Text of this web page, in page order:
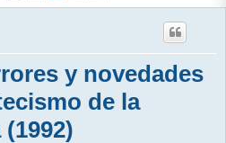
h
y novedades
de la